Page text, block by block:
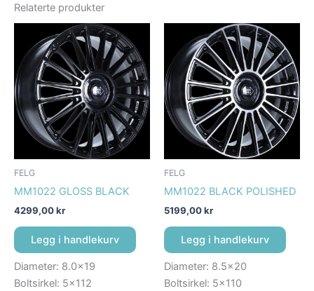
Relaterte produkter
FELG
MM1022 GLOSS BLACK
4299,00kr
Legg i handlekurv
Diameter: 8.0×19
Boltsirkel: 5×112
FELG
MM1022 BLACK POLISHED
5199,00kr
Legg i handlekurv
Diameter: 8.5×20
Boltsirkel: 5×110